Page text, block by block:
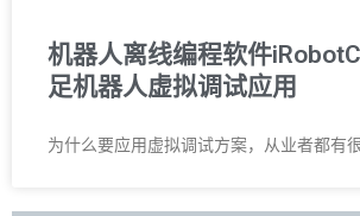
机器人离线编程软件
足机器人虚拟调试应用
为什么要应用虚拟调试方案，从业者都有